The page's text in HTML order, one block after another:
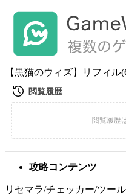
【黒猫のウィズ】リフィル
攻略コンテンツ
リセマラ/チェッカー/ツール